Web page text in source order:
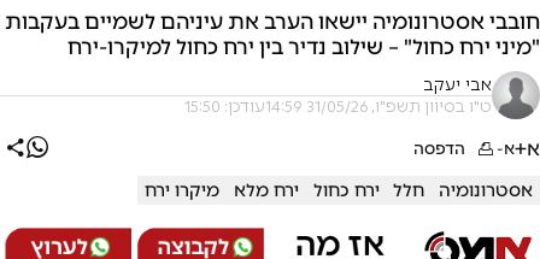
חובבי אסטרונומיה יישאו הערב את עיניהם לשמיים בעקבות
"מיני ירח כחול" – שילוב נדיר בין ירח כחול למיקרו-ירח
אבי יעקב
ט"ו בסיוון תשפ"ו, 31/05/26 14:59 עודכן: 15:50
א+א- הדפסה
אסטרונומיה חלל ירח כחול ירח מלא מיקרו ירח